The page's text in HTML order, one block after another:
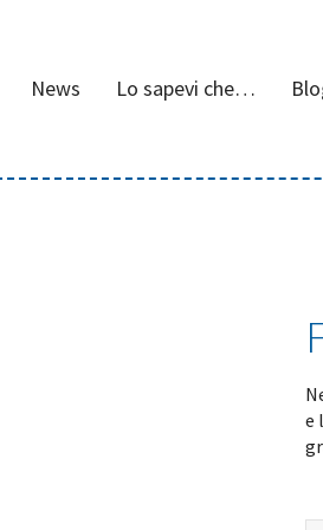
News Lo sapevi che…
e